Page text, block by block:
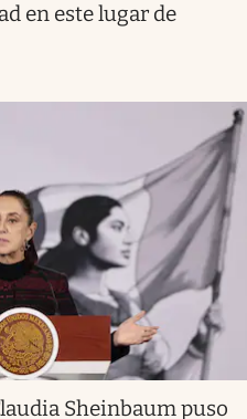
en este lugar de
Sheinbaum puso